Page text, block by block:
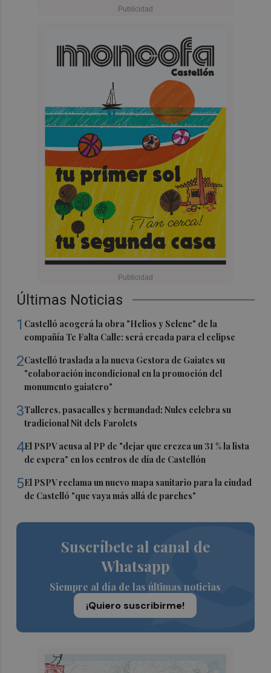
Últimas Noticias
1 Castelló acogerá la obra "Helios y Selene" de la
compañía Te Falta Calle: será creada para el eclipse
2Castelló traslada a la nueva Gestora de Gaiates su
"colaboración incondicional en la promoción del
monumento gaiatero"
3Talleres, pasacalles y hermandad: Nules celebra su
tradicional Nit dels Farolets
4El PSPV acusa al PP de "dejar que crezca un 31 % la lista
de espera" en los centros de día de Castellón
5El PSPV reclama un nuevo mapa sanitario para la ciudad
de Castelló "que vaya más allá de parches"
Suscríbete al canal de
Whatsapp
Siempre al día de las últimas noticias
¡Quiero suscribirme!